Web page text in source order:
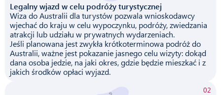
Legalny wjazd w celu podróży turystycznej
Wiza do Australii dla turystów pozwala wnioskodawcy
wjechać do kraju w celu wypoczynku, podróży, zwiedzania
atrakcji lub udziału w prywatnych wydarzeniach.
Jeśli planowana jest zwykła krótkoterminowa podróż do
Australii, ważne jest pokazanie jasnego celu wizyty: dokąd
dana osoba jedzie, na jaki okres, gdzie będzie mieszkać i z
jakich środków opłaci wyjazd.
02